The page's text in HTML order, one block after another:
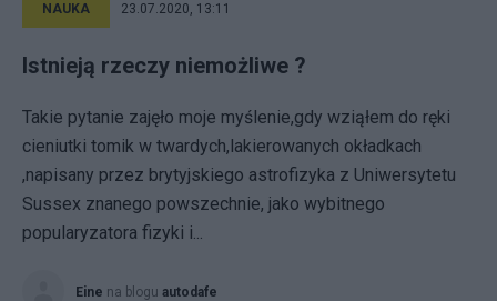
NAUKA 23.07.2020, 13:11
Istnieją rzeczy niemożliwe ?
Takie pytanie zajęło moje myślenie,gdy wziąłem do ręki
cieniutki tomik w twardych,lakierowanych okładkach
,napisany przez brytyjskiego astrofizyka z Uniwersytetu
Sussex znanego powszechnie, jako wybitnego
popularyzatora fizyki i...
Eine na blogu autodafe